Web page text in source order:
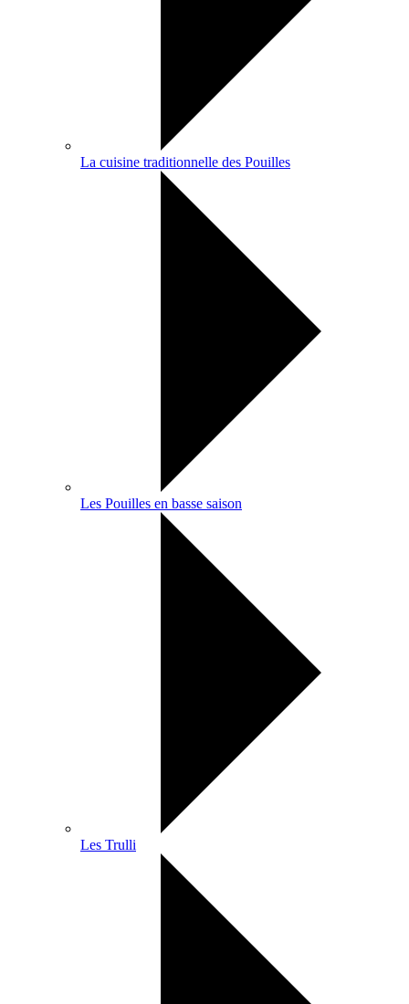
La cuisine traditionnelle des Pouilles
Les Pouilles en basse saison
Les Trulli